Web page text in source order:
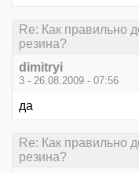
Re: Как правильно
резина?
dimitryi
3 - 26.08.2009 - 07:56
да
Re: Как правильно
резина?